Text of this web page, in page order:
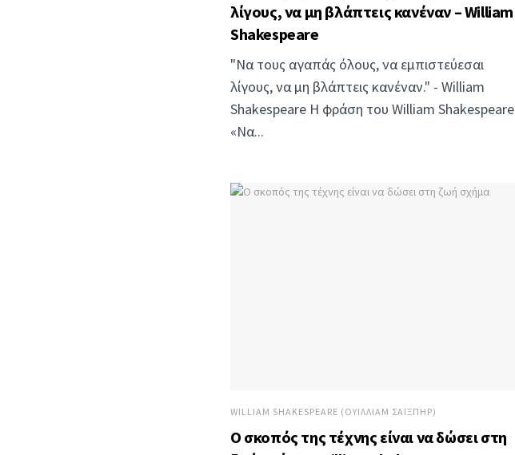
λίγους, να μη βλάπτεις κανέναν – William
Shakespeare
"Να τους αγαπάς όλους, να εμπιστεύεσαι
λίγους, να μη βλάπτεις κανέναν." - William
Shakespeare Η φράση του William Shakespeare
«Να...
WILLIAM SHAKESPEARE (ΟΥΊΛΛΙΑΜ ΣΑΊΞΠΗΡ)
Ο σκοπός της τέχνης είναι να δώσει στη